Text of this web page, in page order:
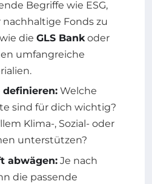
Begriffe wie ESG,
Fonds zu
die GLS Bankoder
umfangreiche
definieren: Welche
sind für dich wichtig?
Klima-, Sozial- oder
unterstützen?
abwägen: Je nach
die passende